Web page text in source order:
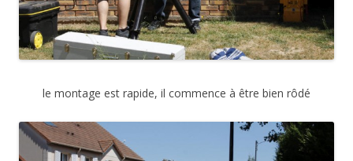
le montage est rapide, il commence à être bien rôdé